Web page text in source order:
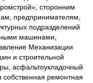
сторонним
предпринимателям,
подразделений
машинами,
Механизации
и строительной
асфальтоукладочный
ремонтная